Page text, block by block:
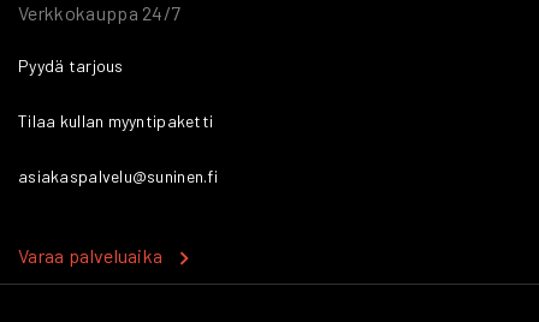
Verkkokauppa 24/7
Pyydä tarjous
Tilaa kullan myyntipaketti
asiakaspalvelu@suninen.fi
Varaa palveluaika